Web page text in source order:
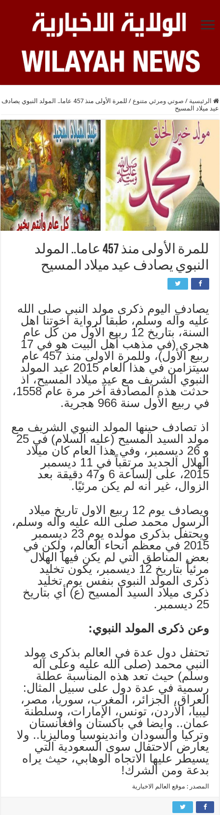
الرئيسية / صوتي ومرئي متنوع /
للمرة الأولى منذ 457 عاما.. المولد النبوي يصادف
عيد ميلاد المسيح
للمرة الأولى منذ 457 عاما.. المولد
النبوي يصادف عيد ميلاد المسيح
يصادف اليوم ذكرى مولد النبي صلى الله
عليه وآله وسلم، طبقا لرواية اخوتنا اهل
السنة، بتاريخ 12 ربيع الأول من كل عام
هجري (في مذهب أهل البيت هو في 17
ربيع الأول)، وللمرة الاولى منذ 457 عام
سيتزامن في هذا العام 2015 عيد المولد
النبوي الشريف مع عيد ميلاد المسيح، اذ
حدثت هذه المصادفة آخر مرة عام 1558،
في ربيع الأول سنة 966 هجرية.
اذ تصادف حينها المولد النبوي الشريف مع
مولد السيد المسيح (عليه السلام) في 25
و 26 ديسمبر، وفي هذا العام كان ميلاد
الهلال الجديد مرتقباً في 11 ديسمبر
2015، على الساعة 6 و47 دقيقة بعد
الزوال، غير أنه لم يكن مرئيًا.
ويصادف يوم 12 ربيع الاول تاريخ ميلاد
الرسول محمد صلى الله عليه وآله وسلم،
ويحتفل بذكرى مولده يوم 23 ديسمبر
2015 في معظم أنحاء العالم، ولكن في
بعض المناطق التي لم يكن فيها الهلال
مرئياً بتاريخ 12 ديسمبر، يكون تخليد
ذكرى المولد النبوي بنفس يوم تخليد
ذكرى ميلاد السيد المسيح (ع) أي بتاريخ
25 ديسمبر.
وعن ذكرى المولد النبوي:
تحتفل دول عدة في العالم بذكرى مولد
النبي محمد (صلى الله عليه وعلى آله
وسلم) حيث تعد هذه المناسبة عطلة
رسمية في عدة دول على سبيل المثال:
العراق، الجزائر، المغرب، سوريا، مصر،
ليبيا، الأردن، تونس، الإمارات، وسلطنة
عمان.. وايضا في باكستان وافغانستان
وتركيا والسودان واندينوسيا وماليزيا.. ولا
يعارض الاحتفال سوى السعودية التي
يسيطر عليها الاتجاه الوهابي، حيث يراه
بدعة ومن الشرك!
المصدر : موقع العالم الاخبارية